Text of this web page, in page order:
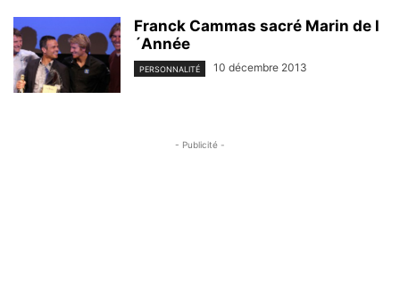
Franck Cammas sacré Marin de l
´Année
PERSONNALITÉ 10 décembre 2013
- Publicité -